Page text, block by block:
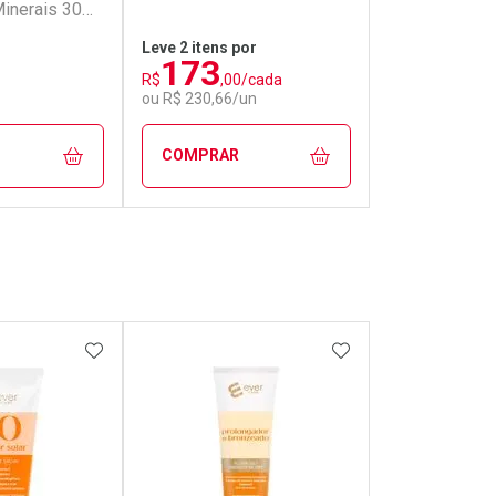
30
Leve 2 itens por
R$173,00/cada
ou R$ 230,66/un
COMPRAR
ADICIONAR AOS FAVORITOSADICIONAR AOS